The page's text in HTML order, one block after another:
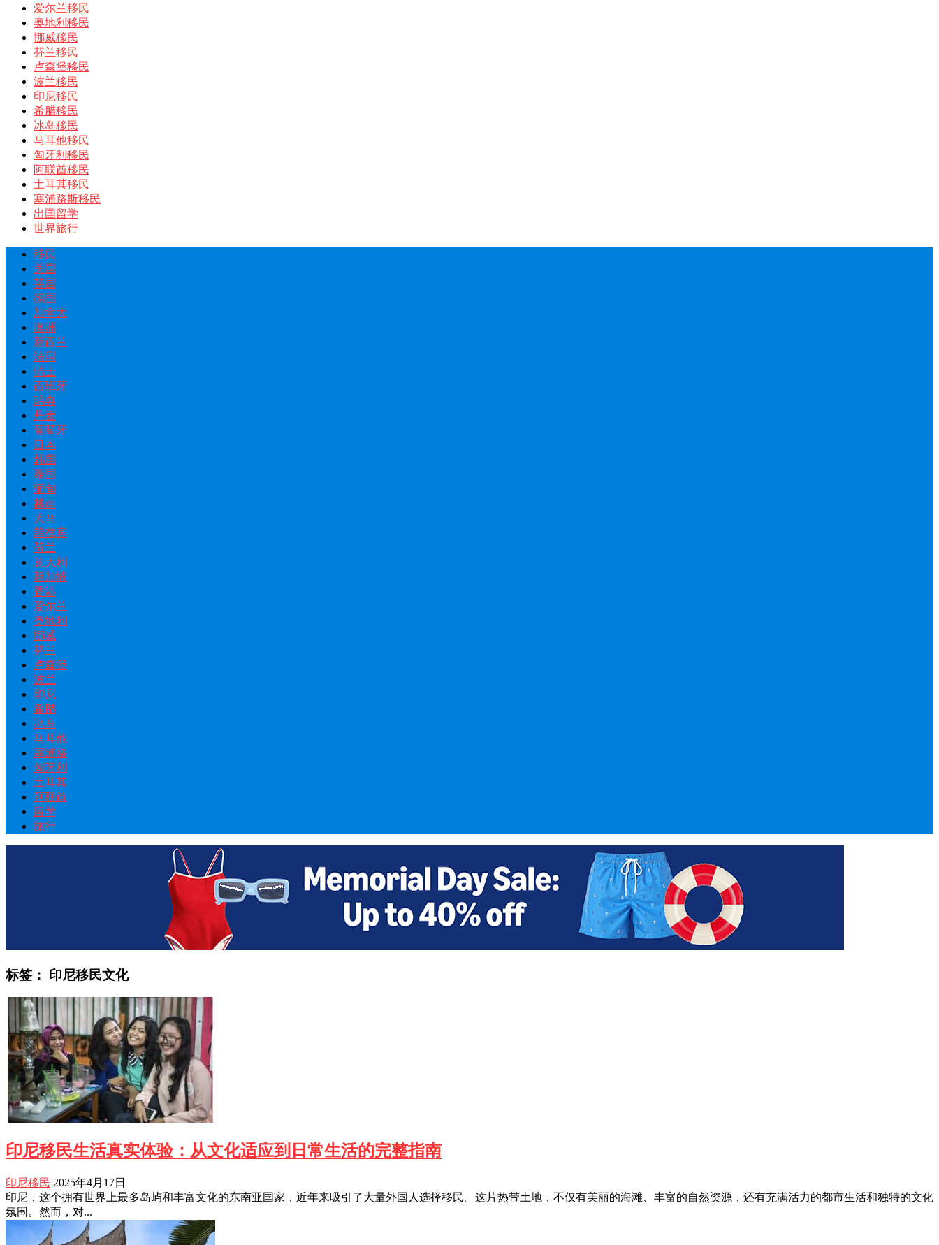
爱尔兰移民
奥地利移民
挪威移民
芬兰移民
卢森堡移民
波兰移民
印尼移民
希腊移民
冰岛移民
马耳他移民
匈牙利移民
阿联酋移民
土耳其移民
塞浦路斯移民
出国留学
世界旅行
移民
美国
英国
德国
加拿大
澳洲
新西兰
法国
瑞士
西班牙
瑞典
丹麦
葡萄牙
日本
韩国
泰国
缅甸
越南
大马
菲律宾
荷兰
意大利
新加坡
香港
爱尔兰
奥地利
挪威
芬兰
卢森堡
波兰
印尼
希腊
冰岛
马耳他
塞浦路
匈牙利
土耳其
阿联酋
留学
旅行
标签： 印尼移民文化
印尼移民生活真实体验：从文化适应到日常生活的完整指南
印尼移民 2025年4月17日
印尼，这个拥有世界上最多岛屿和丰富文化的东南亚国家，近年来吸引了大量外国人选择移民。这片热带土地，不仅有美丽的海滩、丰富的自然资源，还有充满活力的都市生活和独特的文化
氛围。然而，对...